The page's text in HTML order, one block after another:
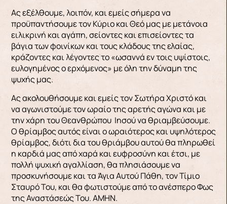
Ας εξέλθουμε, λοιπόν, και εμείς σήμερα να
προϋπαντήσουμε τον Κύριο και Θεό μας με μετάνοια
ειλικρινή και αγάπη, σείοντες και επισείοντες τα
βάγια των φοινίκων και τους κλάδους της ελαίας,
κράζοντες και λέγοντες το «ωσαννά εν τοις υψίστοις,
ευλογημένος ο ερχόμενος» με όλη την δύναμη της
ψυχής μας.
Ας ακολουθήσουμε και εμείς τον Σωτήρα Χριστό και
να αγωνιστούμε τον ωραίο της αρετής αγώνα και με
την χάρη του Θεανθρώπου Ιησού να θριαμβεύσουμε.
Ο θρίαμβος αυτός είναι ο ωραιότερος και υψηλότερος
θρίαμβος, διότι δια του θριάμβου αυτού θα πληρωθεί
η καρδιά μας από χαρά και ευφροσύνη και έτσι, με
πολλή ψυχική αγαλλίαση, θα πλησιάσουμε να
προσκυνήσουμε και τα Άγια Αυτού Πάθη, τον Τίμιο
Σταυρό Του, και θα φωτιστούμε από το ανέσπερο Φως
της Αναστάσεώς Του. ΑΜΗΝ.